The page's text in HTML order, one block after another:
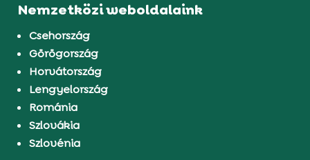
Nemzetközi weboldalaink
Csehország
Görögország
Horvátország
Lengyelország
Románia
Szlovákia
Szlovénia